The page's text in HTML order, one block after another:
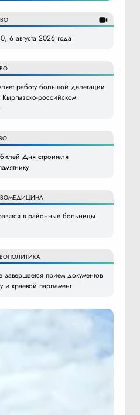
6 августа 2026 года
работу большой делегации
российском
Дня строителя
МЕДИЦИНА
в районные больницы
ПОЛИТИКА
прием документов
и краевой парламент